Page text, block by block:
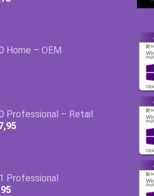
Home – OEM
Professional – Retail
Professional